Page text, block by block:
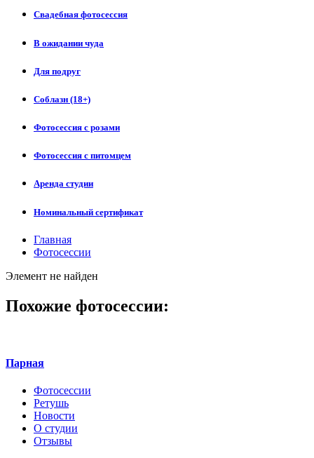
Свадебная фотосессия
В ожидании чуда
Для подруг
Соблазн (18+)
Фотосессия с розами
Фотосессия с питомцем
Аренда студии
Номинальный сертификат
Главная
Фотосессии
Элемент не найден
Похожие фотосессии:
Парная
Фотосессии
Ретушь
Новости
О студии
Отзывы